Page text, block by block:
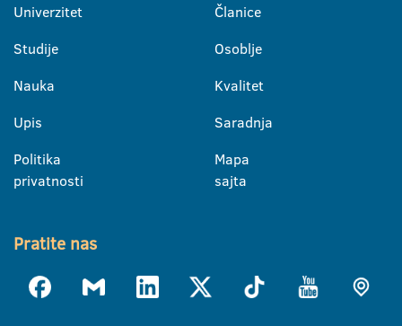
Univerzitet
Studije
Nauka
Upis
Politika
privatnosti
Članice
Osoblje
Kvalitet
Saradnja
Mapa
sajta
Pratite nas